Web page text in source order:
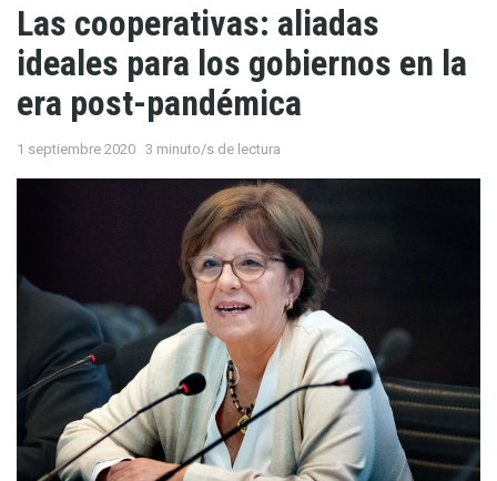
Las cooperativas: aliadas
ideales para los gobiernos en la
era post-pandémica
1 septiembre 2020 3 minuto/s de lectura